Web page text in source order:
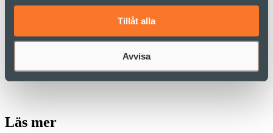
Tillåt alla
Avvisa
Har du inte besökt våra tidigare seminarier rekommenderar vi att du
laddar ner och läser vårt whitepaper ”Ett nytt sätt att leda och
Läs mer